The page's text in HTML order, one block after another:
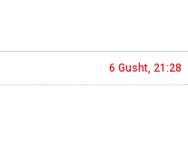
6 Gusht, 21:28